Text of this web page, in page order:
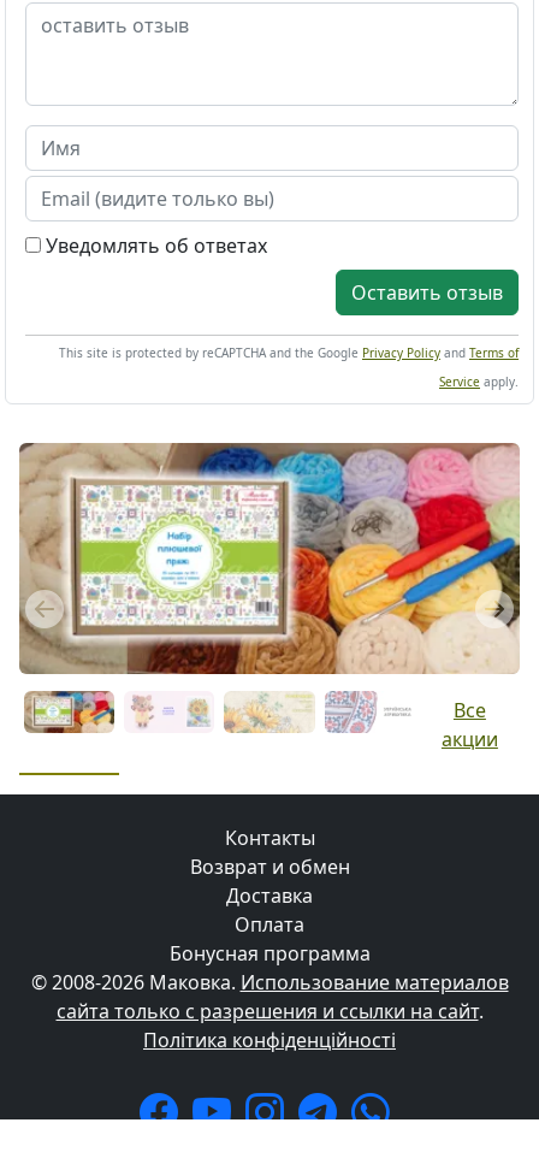
Уведомлять об ответах
Оставить отзыв
This site is protected by reCAPTCHA and the Google Privacy Policy and Terms of
Service apply.
Previous Next
Все
акции
Контакты
Возврат и обмен
Доставка
Оплата
Бонусная программа
© 2008-2026 Маковка. Использование материалов
сайта только с разрешения и ссылки на сайт.
Політика конфіденційності